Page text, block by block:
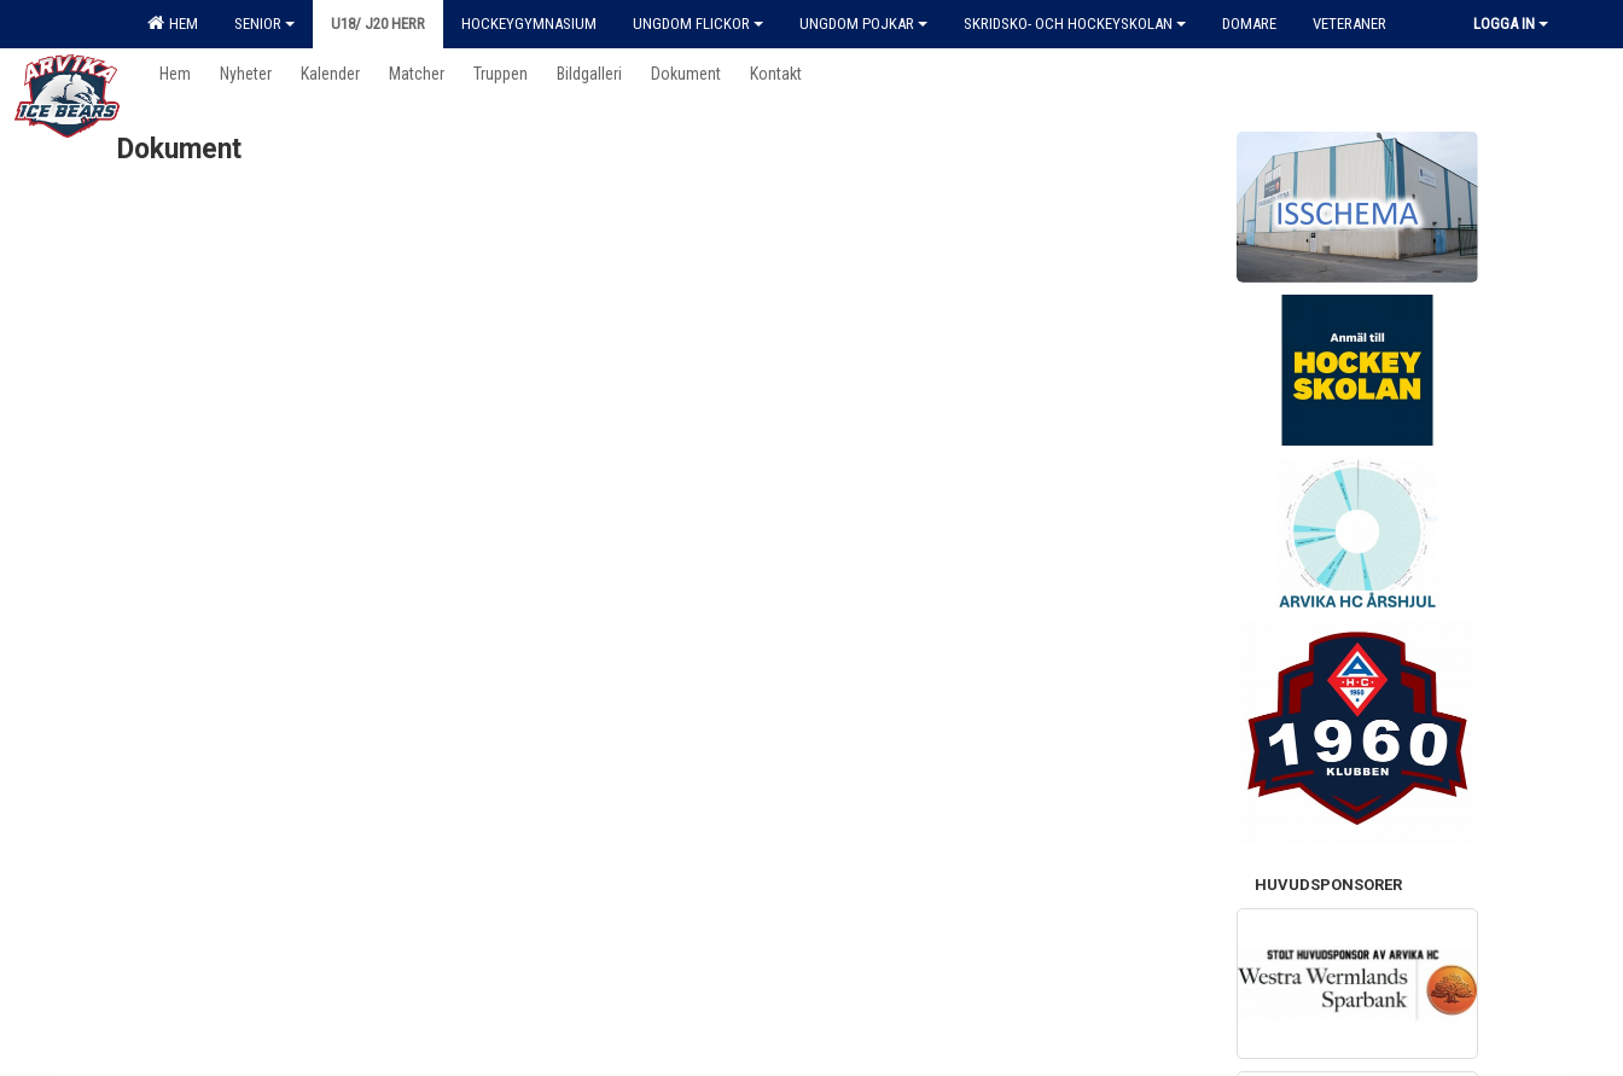
HEM SENIOR U18/ J20 HERR HOCKEYGYMNASIUM UNGDOM FLICKOR UNGDOM POJKAR SKRIDSKO- OCH HOCKEYSKOLAN DOMARE VETERANER LOGGA IN
Hem Nyheter Kalender Matcher Truppen Bildgalleri Dokument Kontakt
Dokument
HUVUDSPONSORER